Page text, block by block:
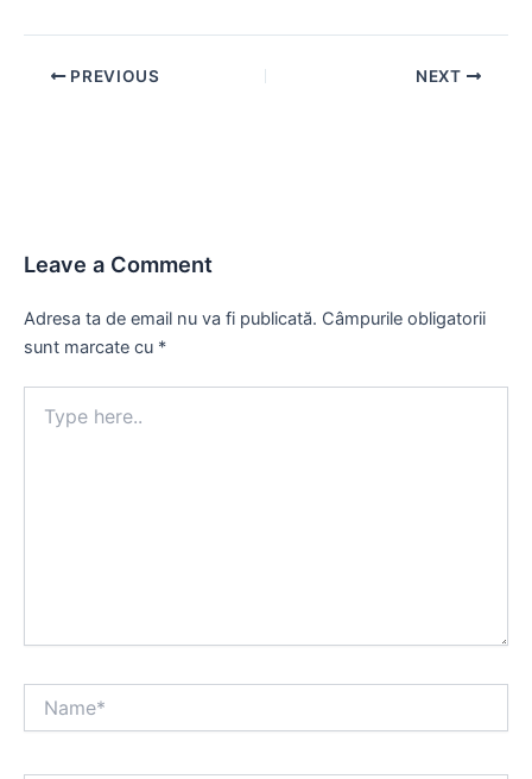
Post PREVIOUS NEXT
Leave a Comment
Adresa ta de email nu va fi publicată. Câmpurile obligatorii
sunt marcate cu *
here..